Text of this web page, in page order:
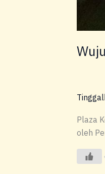
Plaza
oleh